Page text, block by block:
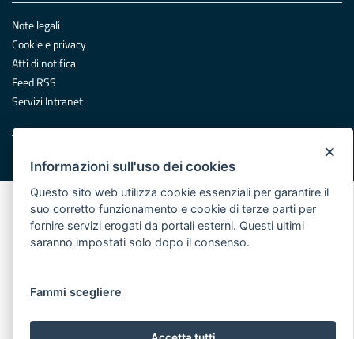
Note legali
Cookie e privacy
Atti di notifica
Feed RSS
Servizi Intranet
© Regione Puglia ×
Informazioni sull'uso dei cookies
Questo sito web utilizza cookie essenziali per garantire il
suo corretto funzionamento e cookie di terze parti per
fornire servizi erogati da portali esterni. Questi ultimi
saranno impostati solo dopo il consenso.
Fammi scegliere